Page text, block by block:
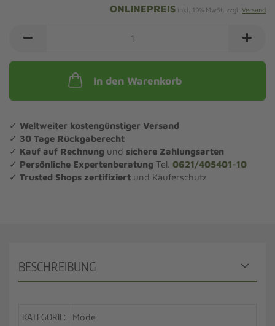
ONLINEPREIS inkl. 19% MwSt. zzgl. Versand
In den Warenkorb
✓ Weltweiter kostengünstiger Versand
✓ 30 Tage Rückgaberecht
✓ Kauf auf Rechnung und sichere Zahlungsarten
✓ Persönliche Expertenberatung Tel. 0621/405401-10
✓ Trusted Shops zertifiziert und Käuferschutz
BESCHREIBUNG
KATEGORIE: Mode